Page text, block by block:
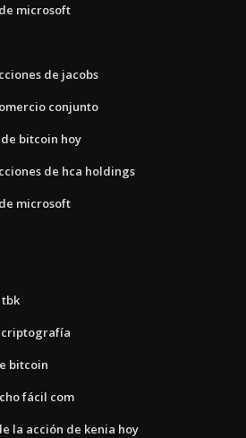
microsoft
de jacobs
conjunto
bitcoin hoy
de hca holdings
microsoft
criptografía
bitcoin
fácil com
la acción de kenia hoy